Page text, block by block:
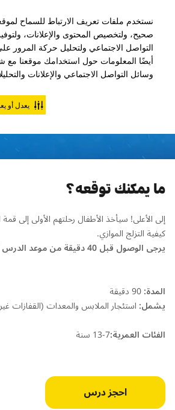
نستخدم ملفات تعريف الارتباط للسماح
صحيح، ولتخصيص المحتوى والإعلانات،
التواصل الاجتماعي ولتحليل حركة المرور
أيضًا المعلومات حول استخدامك موقعنا مع
وسائل التواصل الاجتماعي والإعلانات
يعدل أو
درس التزلج المستوى 2 للأطفال
ما يمكنك توقعه؟
إلى الأعلى! سيأخذ الأطفال رحلتهم الأولى إلى
كيفية التزلج الموازي.
يرجى الوصول قبل 40 دقيقة من موعد الدرس المحجوز.
المدة:
يشمل: استئجار الملابس والمعدات (القفازات
الفئات العمرية:7-13 سنة
احجز درس